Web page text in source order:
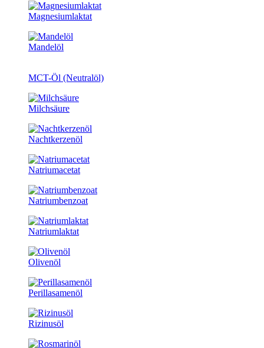
Magnesiumlaktat
Mandelöl
MCT-Öl (Neutralöl)
Milchsäure
Nachtkerzenöl
Natriumacetat
Natriumbenzoat
Natriumlaktat
Olivenöl
Perillasamenöl
Rizinusöl